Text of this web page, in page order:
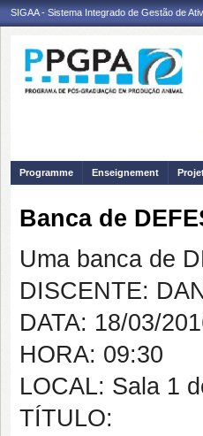
SIGAA - Sistema Integrado de Gestão de
Programme Enseignement
Banca de
Uma banca de
DISCENTE:
DATA: 18/03/
HORA: 09:30
LOCAL: Sala 1
TÍTULO: